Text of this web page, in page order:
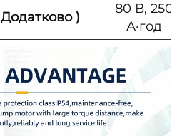
Додатково)
80 В, 250
А·год